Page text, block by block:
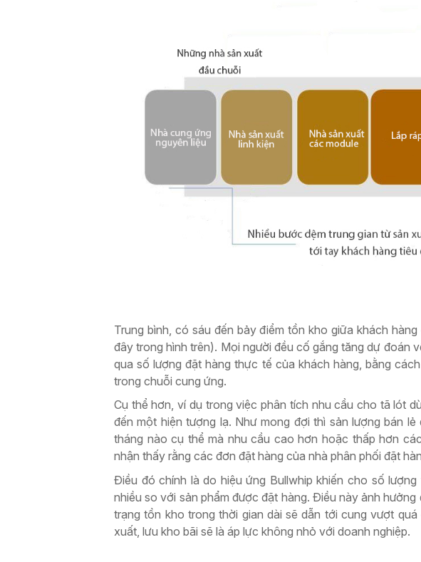
Trung bình, có sáu đến bảy điểm tồn kho giữa khách
đây trong hình trên). Mọi người đều cố gắng tăng dự đoán
qua số lượng đặt hàng thực tế của khách hàng, bằng
trong chuỗi cung ứng.
Cụ thể hơn, ví dụ trong việc phân tích nhu cầu cho tã lót
đến một hiện tượng lạ. Như mong đợi thì sản lượng bán
tháng nào cụ thể mà nhu cầu cao hơn hoặc thấp hơn
nhận thấy rằng các đơn đặt hàng của nhà phân phối đặt
Điều đó chính là do hiệu ứng Bullwhip khiến cho số
nhiều so với sản phẩm được đặt hàng. Điều này ảnh
trạng tồn kho trong thời gian dài sẽ dẫn tới cung vượt
xuất, lưu kho bãi sẽ là áp lực không nhỏ với doanh nghiệp.